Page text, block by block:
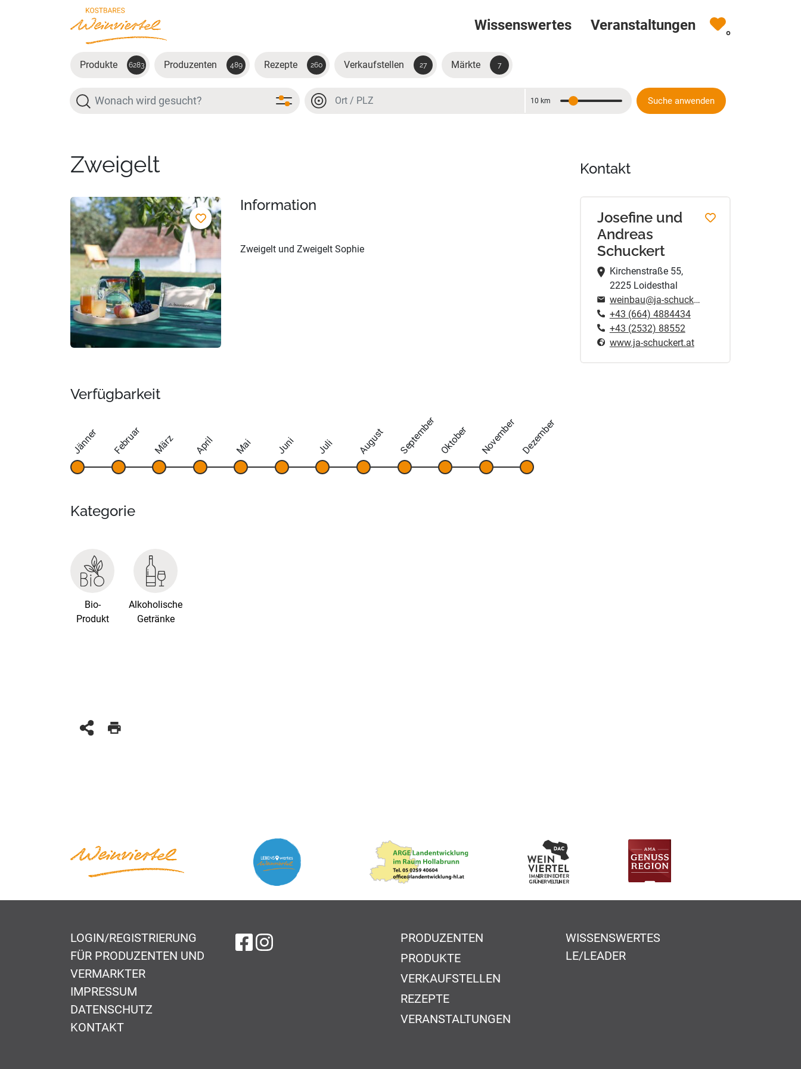
Zum Hauptinhalt springen
Wissenswertes Veranstaltungen 0
Produkte 6283 Produzenten 489 Rezepte 260 Verkaufstellen 27 Märkte 7
Suche Ort oder PLZ
Entfernung
10 km Suche anwenden
Zweigelt
Information
Zweigelt und Zweigelt Sophie
Verfügbarkeit
Jänner Februar März April Mai Juni Juli August September Oktober November Dezember
Kategorie
Bio-
Produkt
Alkoholische
Getränke
Kontakt
Josefine und
Andreas
Schuckert
Kirchenstraße 55,
2225 Loidesthal
weinbau@ja-schuckert.at
+43 (664) 4884434
+43 (2532) 88552
www.ja-schuckert.at
LOGIN/REGISTRIERUNG
FÜR PRODUZENTEN UND
VERMARKTER
IMPRESSUM
DATENSCHUTZ
KONTAKT
auf Facebook
auf Instagram
PRODUZENTEN
PRODUKTE
VERKAUFSTELLEN
REZEPTE
VERANSTALTUNGEN
WISSENSWERTES
LE/LEADER